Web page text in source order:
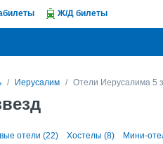
Ж/Д билеты
Иерусалим Отели Иерусалима 5
отели (22) Хостелы (8) Мини-